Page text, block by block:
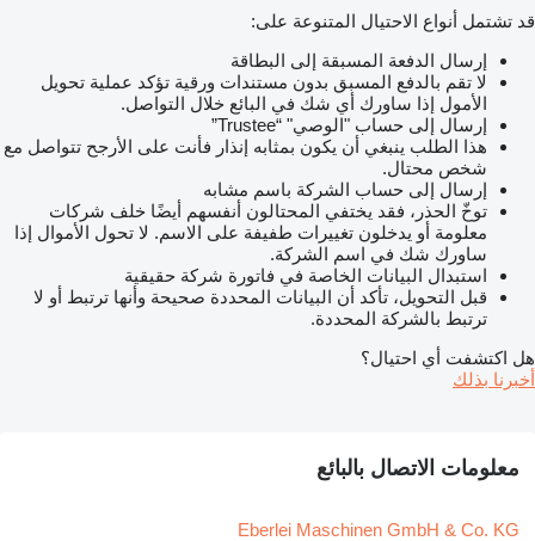
قد تشتمل أنواع الاحتيال المتنوعة على:
إرسال الدفعة المسبقة إلى البطاقة
لا تقم بالدفع المسبق بدون مستندات ورقية تؤكد عملية تحويل
الأمول إذا ساورك أي شك في البائع خلال التواصل.
إرسال إلى حساب "الوصي" “Trustee”
هذا الطلب ينبغي أن يكون بمثابه إنذار فأنت على الأرجح تتواصل مع
شخص محتال.
إرسال إلى حساب الشركة باسم مشابه
توخّ الحذر، فقد يختفي المحتالون أنفسهم أيضًا خلف شركات
معلومة أو يدخلون تغييرات طفيفة على الاسم. لا تحول الأموال إذا
ساورك شك في اسم الشركة.
استبدال البيانات الخاصة في فاتورة شركة حقيقية
قبل التحويل، تأكد أن البيانات المحددة صحيحة وأنها ترتبط أو لا
ترتبط بالشركة المحددة.
هل اكتشفت أي احتيال؟
أخبرنا بذلك
معلومات الاتصال بالبائع
Eberlei Maschinen GmbH & Co. KG